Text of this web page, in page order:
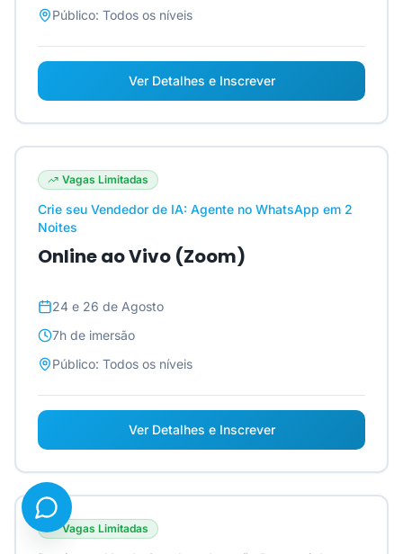
Público: Todos os níveis
Ver Detalhes e Inscrever
Vagas Limitadas
Crie seu Vendedor de IA: Agente no WhatsApp em 2
Noites
Online ao Vivo (Zoom)
24 e 26 de Agosto
7h de imersão
Público: Todos os níveis
Ver Detalhes e Inscrever
Vagas Limitadas